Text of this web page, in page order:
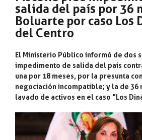
salida del país por 36
Boluarte por caso Los
del Centro
El Ministerio Público informó de dos
impedimento de salida del país
una por 18 meses, por la presunta
negociación incompatible; y la de 36
lavado de activos en el caso "Los